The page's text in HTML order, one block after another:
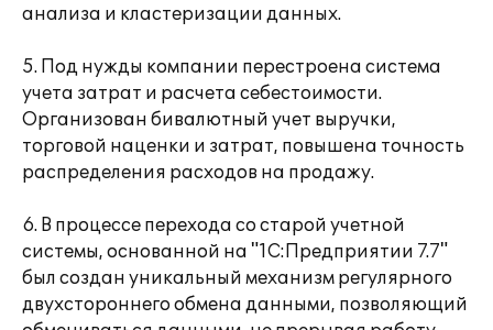
анализа и кластеризации данных.
5. Под нужды компании перестроена система
учета затрат и расчета себестоимости.
Организован бивалютный учет выручки,
торговой наценки и затрат, повышена точность
распределения расходов на продажу.
6. В процессе перехода со старой учетной
системы, основанной на "1С:Предприятии 7.7"
был создан уникальный механизм регулярного
двухстороннего обмена данными, позволяющий